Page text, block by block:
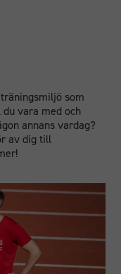
som
vara med och
annans vardag?
av dig till